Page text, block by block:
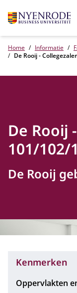
Home Informatie
De Rooij -
De Rooij
101/102/
De Rooij
Kenmerken
Oppervlakten